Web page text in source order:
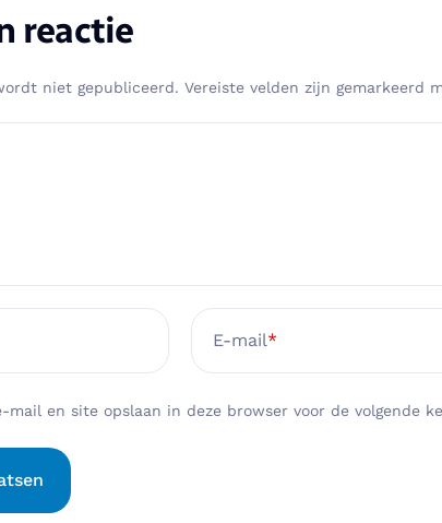
reactie
niet gepubliceerd. Vereiste velden zijn gemarkeerd
E-mail*
mail en site opslaan in deze browser voor de volgende